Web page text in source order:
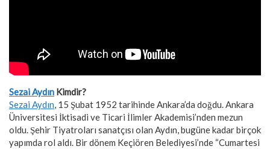
Sezai Aydın Kimdir?
Sezai Aydın, 15 Şubat 1952 tarihinde Ankara’da doğdu. Ankara
Üniversitesi İktisadi ve Ticari İlimler Akademisi’nden mezun
oldu. Şehir Tiyatroları sanatçısı olan Aydın, bugüne kadar birçok
yapımda rol aldı. Bir dönem Keçiören Belediyesi’nde “Cumartesi